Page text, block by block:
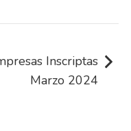
Inscriptas
Marzo 2024